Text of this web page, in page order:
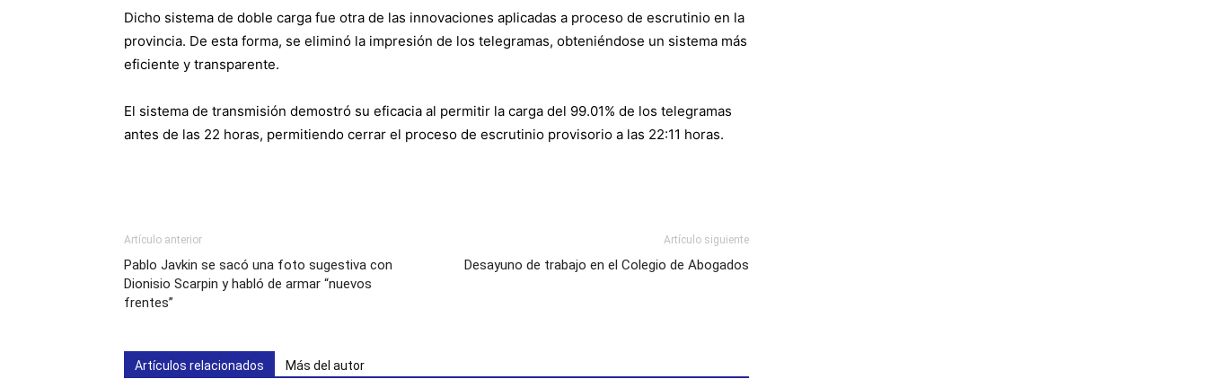
Dicho sistema de doble carga fue otra de las innovaciones aplicadas a proceso de escrutinio en la
provincia. De esta forma, se eliminó la impresión de los telegramas, obteniéndose un sistema más
eficiente y transparente.
El sistema de transmisión demostró su eficacia al permitir la carga del 99.01% de los telegramas
antes de las 22 horas, permitiendo cerrar el proceso de escrutinio provisorio a las 22:11 horas.
Artículo anterior
Pablo Javkin se sacó una foto sugestiva con
Dionisio Scarpin y habló de armar “nuevos
frentes”
Artículo siguiente
Desayuno de trabajo en el Colegio de Abogados
Artículos relacionados Más del autor